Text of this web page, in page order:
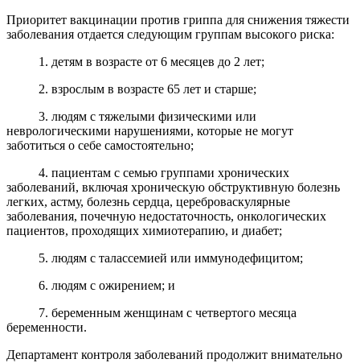
Приоритет вакцинации против гриппа для снижения тяжести
заболевания отдается следующим группам высокого риска:
1. детям в возрасте от 6 месяцев до 2 лет;
2. взрослым в возрасте 65 лет и старше;
3. людям с тяжелыми физическими или
неврологическими нарушениями, которые не могут
заботиться о себе самостоятельно;
4. пациентам с семью группами хронических
заболеваний, включая хроническую обструктивную болезнь
легких, астму, болезнь сердца, цереброваскулярные
заболевания, почечную недостаточность, онкологических
пациентов, проходящих химиотерапию, и диабет;
5. людям с талассемией или иммунодефицитом;
6. людям с ожирением; и
7. беременным женщинам с четвертого месяца
беременности.
Департамент контроля заболеваний продолжит внимательно